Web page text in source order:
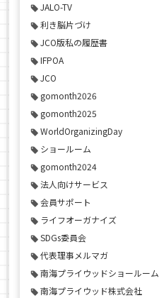
JALO-TV
利き脳片づけ
JCO版私の履歴書
IFPOA
JCO
gomonth2026
gomonth2025
WorldOrganizingDay
ショールーム
gomonth2024
法人向けサービス
会員サポート
ライフオーガナイズ
SDGs委員会
代表理事メルマガ
南海プライウッドショールーム
南海プライウッド株式会社